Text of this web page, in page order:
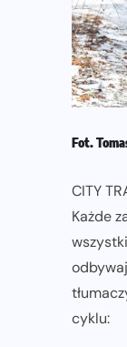
Fot.
CITY
Każde
cyklu: